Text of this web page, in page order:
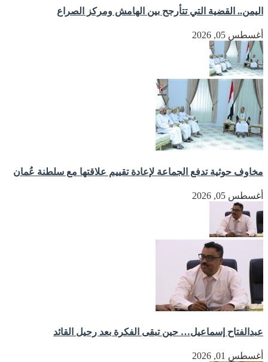
اليمن.. القضية التي تتأرجح بين الهامش ومركز الصراع
أغسطس 05, 2026
مخاوف حوثية تدفع الجماعة لإعادة تقييم علاقتها مع سلطنة عُمان
أغسطس 05, 2026
عبدالفتاح إسماعيل… حين تبقى الفكرة بعد رحيل القائد
أغسطس 01, 2026